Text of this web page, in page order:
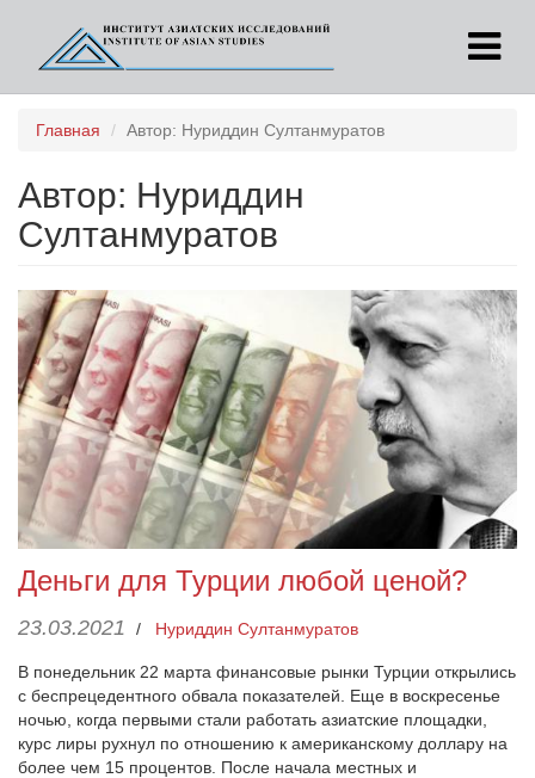
Перейти
содержанию
Главная Автор: Нуриддин Султанмуратов
Автор: Нуриддин
Султанмуратов
Деньги для Турции любой ценой?
23.03.2021 / Нуриддин Султанмуратов
В понедельник 22 марта финансовые рынки Турции открылись
с беспрецедентного обвала показателей. Еще в воскресенье
ночью, когда первыми стали работать азиатские площадки,
курс лиры рухнул по отношению к американскому доллару на
более чем 15 процентов. После начала местных и